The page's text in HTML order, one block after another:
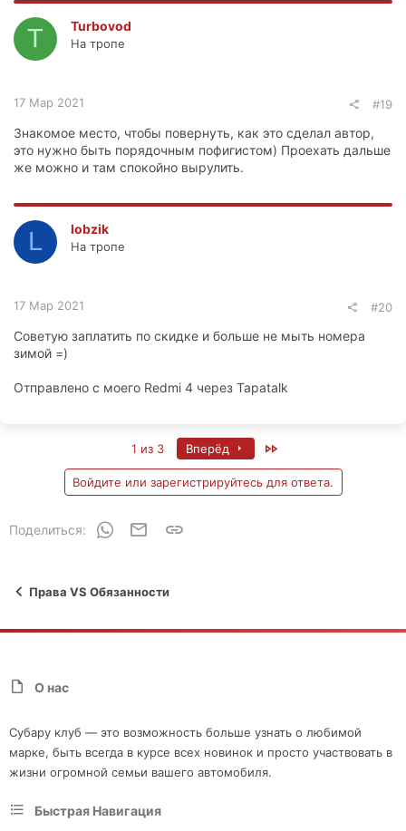
T Turbovod
На тропе
17 Мар 2021 #19
Знакомое место, чтобы повернуть, как это сделал автор,
это нужно быть порядочным пофигистом) Проехать дальше
же можно и там спокойно вырулить.
L lobzik
На тропе
17 Мар 2021 #20
Советую заплатить по скидке и больше не мыть номера
зимой =)
Отправлено с моего Redmi 4 через Tapatalk
1 из 3 Вперёд
Войдите или зарегистрируйтесь для ответа.
Поделиться: WhatsAppЭлектронная почта
Права VS Обязанности
О нас
Субару клуб — это возможность больше узнать о любимой
марке, быть всегда в курсе всех новинок и просто участвовать в
жизни огромной семьи вашего автомобиля.
Быстрая Навигация